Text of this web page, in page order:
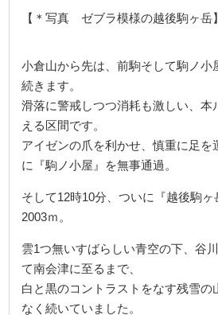
【＊写真 ゼブラ模様の越後駒ヶ岳】
小倉山から先は、前駒そして駒ノ小
続きます。
滑落に警戒しつつ消耗も激しい、本
える区間です。
アイゼンの爪を利かせ、慎重に足を
に『駒ノ小屋』を無事通過。
そして12時10分、ついに『越後駒
2003ｍ。
雲1つ無いすばらしい青空の下、谷
て南会津に至るまで、
白と黒のコントラストをなす残雪の
なく続いていました。